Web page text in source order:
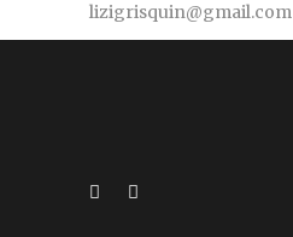
lizigrisquin@gmail.com